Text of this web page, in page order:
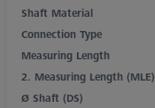
Shaft Material
Connection Type
Measuring Length
2. Measuring Length (MLE)
Ø Shaft (DS)